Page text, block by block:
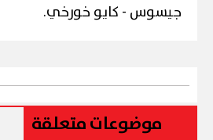
جيسوس - كايو خورخي.
موضوعات متعلقة